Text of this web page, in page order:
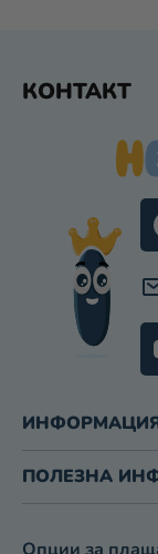
КОНТАКТ
ПОЛЕЗНА